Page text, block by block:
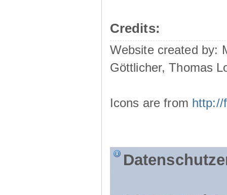
Credits:
Website created by:
Göttlicher, Thomas
Icons are from http://